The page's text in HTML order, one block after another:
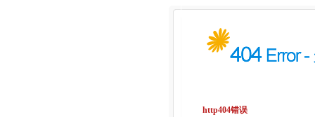
http404错误